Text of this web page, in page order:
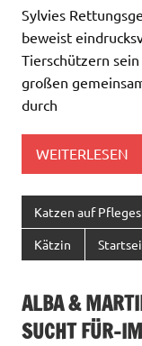
Sylvies
beweist
Tierschützern
großen
durch
WEITERLESEN
Katzen auf
Kätzin
ALBA &
SUCHT FÜR-